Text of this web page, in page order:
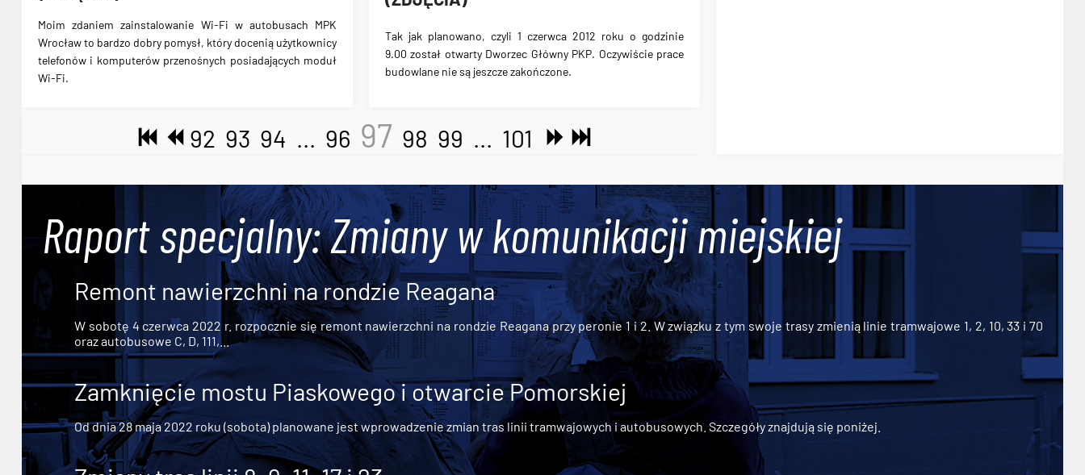
Moim zdaniemzainstalowanie Wi-Fi w autobusach MPK
Wrocławto bardzo dobry pomysł, który docenią użytkownicy
telefonów i komputerów przenośnych posiadających moduł
Wi-Fi.
Tak jak planowano, czyli 1 czerwca 2012 roku o godzinie
9.00został otwarty Dworzec Główny PKP. Oczywiście prace
budowlane nie są jeszcze zakończone.
92 93 94 ... 96 97 98 99 ... 101
Raport specjalny: Zmiany w komunikacji miejskiej
Remont nawierzchni na rondzie Reagana
W sobotę 4 czerwca 2022 r. rozpocznie się remont nawierzchni na rondzie Reagana przy peronie 1 i 2. W związku z tym swoje trasy zmienią linie tramwajowe 1, 2, 10, 33 i 70
oraz autobusowe C, D, 111,...
Zamknięcie mostu Piaskowego i otwarcie Pomorskiej
Od dnia 28 maja 2022 roku (sobota) planowane jest wprowadzenie zmian tras linii tramwajowych i autobusowych. Szczegóły znajdują się poniżej.